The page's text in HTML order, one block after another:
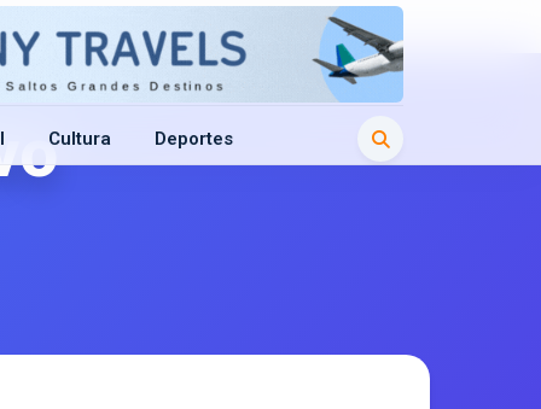
Cultura Deportes